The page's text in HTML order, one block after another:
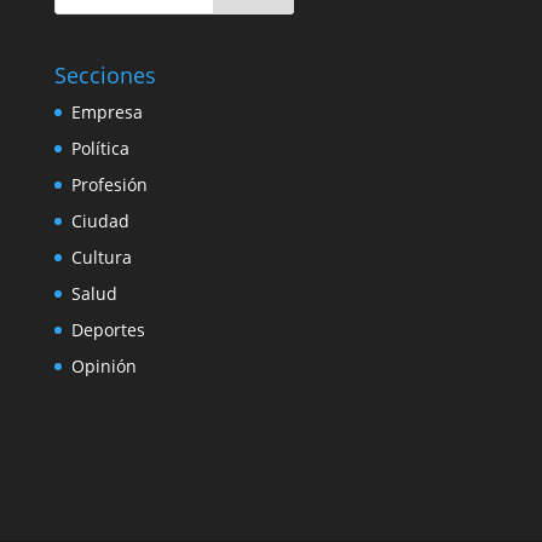
Secciones
Empresa
Política
Profesión
Ciudad
Cultura
Salud
Deportes
Opinión